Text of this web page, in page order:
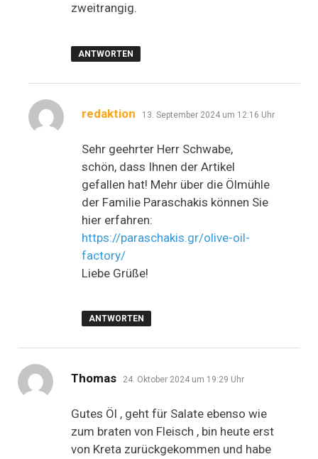
zweitrangig.
ANTWORTEN
redaktion sagt:
13. September 2024 um 12:16 Uhr
Sehr geehrter Herr Schwabe,
schön, dass Ihnen der Artikel
gefallen hat! Mehr über die Ölmühle
der Familie Paraschakis können Sie
hier erfahren:
https://paraschakis.gr/olive-oil-
factory/
Liebe Grüße!
ANTWORTEN
Thomas sagt:
24. Oktober 2024 um 19:29 Uhr
Gutes Öl , geht für Salate ebenso wie
zum braten von Fleisch , bin heute erst
von Kreta zurückgekommen und habe